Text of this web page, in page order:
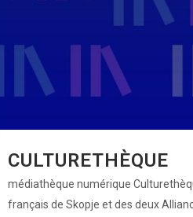
CULTURETHÈQUE
médiathèque numérique
français de Skopje et des deux